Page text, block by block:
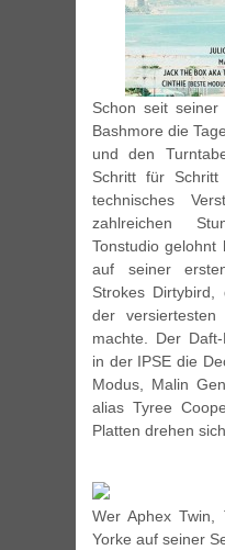
Schon seit
Bashmore die
und den
Schritt für Schritt
technisches
zahlreichen
Tonstudio gelohnt
auf seiner
Strokes
der versiertesten
machte. Der
in der IPSE die
Modus, Malin
alias Tyree
Platten drehen
Wer Aphex Twin,
Yorke auf seiner